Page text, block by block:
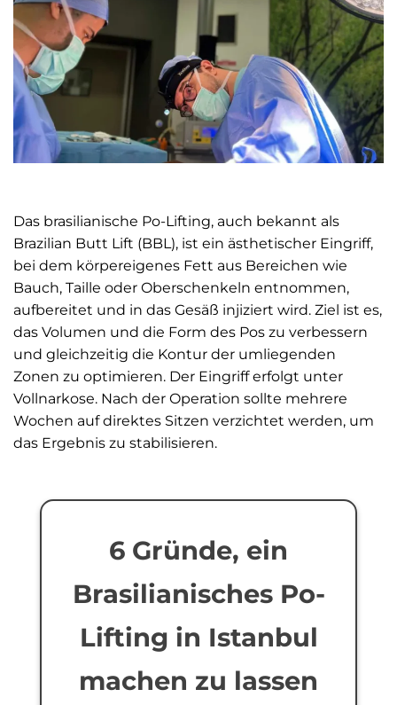
Das brasilianische Po-Lifting, auch bekannt als
Brazilian Butt Lift (BBL), ist ein ästhetischer Eingriff,
bei dem körpereigenes Fett aus Bereichen wie
Bauch, Taille oder Oberschenkeln entnommen,
aufbereitet und in das Gesäß injiziert wird. Ziel ist es,
das Volumen und die Form des Pos zu verbessern
und gleichzeitig die Kontur der umliegenden
Zonen zu optimieren. Der Eingriff erfolgt unter
Vollnarkose. Nach der Operation sollte mehrere
Wochen auf direktes Sitzen verzichtet werden, um
das Ergebnis zu stabilisieren.
6 Gründe, ein
Brasilianisches Po-
Lifting in Istanbul
machen zu lassen